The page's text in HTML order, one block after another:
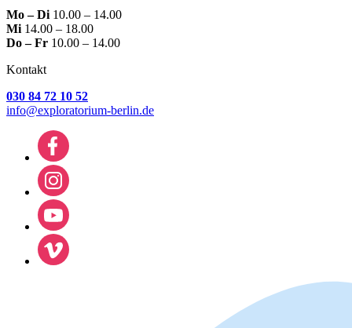
Mo – Di 10.00 – 14.00
Mi 14.00 – 18.00
Do – Fr 10.00 – 14.00
Kontakt
030 84 72 10 52
info@exploratorium-berlin.de